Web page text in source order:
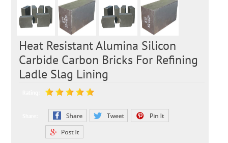
Heat Resistant Alumina Silicon
Carbide Carbon Bricks For Refining
Ladle Slag Lining